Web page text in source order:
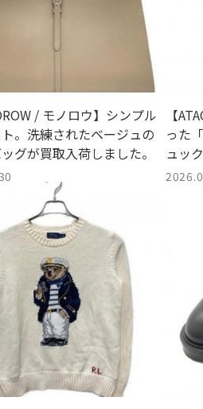
/ モノロウ】シンプル
。洗練されたベージュの
グが買取入荷しました。
【
った
ュッ